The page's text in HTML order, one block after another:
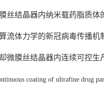
丝结晶器内纳米载药脂质体
流体力学的新冠病毒传播机
微膜丝结晶器内连续可控生
coating of ultrafine drug